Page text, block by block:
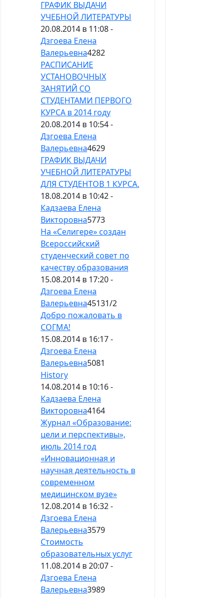
ГРАФИК ВЫДАЧИ
УЧЕБНОЙ ЛИТЕРАТУРЫ
20.08.2014 в 11:08 -
Дзгоева Елена
Валерьевна4282
РАСПИСАНИЕ
УСТАНОВОЧНЫХ
ЗАНЯТИЙ СО
СТУДЕНТАМИ ПЕРВОГО
КУРСА в 2014 году
20.08.2014 в 10:54 -
Дзгоева Елена
Валерьевна4629
ГРАФИК ВЫДАЧИ
УЧЕБНОЙ ЛИТЕРАТУРЫ
ДЛЯ СТУДЕНТОВ 1 КУРСА.
18.08.2014 в 10:42 -
Кадзаева Елена
Викторовна5773
На «Селигере» создан
Всероссийский
студенческий совет по
качеству образования
15.08.2014 в 17:20 -
Дзгоева Елена
Валерьевна45131/2
Добро пожаловать в
СОГМА!
15.08.2014 в 16:17 -
Дзгоева Елена
Валерьевна5081
History
14.08.2014 в 10:16 -
Кадзаева Елена
Викторовна4164
Журнал «Образование:
цели и перспективы»,
июль 2014 год
«Инновационная и
научная деятельность в
современном
медицинском вузе»
12.08.2014 в 16:32 -
Дзгоева Елена
Валерьевна3579
Стоимость
образовательных услуг
11.08.2014 в 20:07 -
Дзгоева Елена
Валерьевна3989